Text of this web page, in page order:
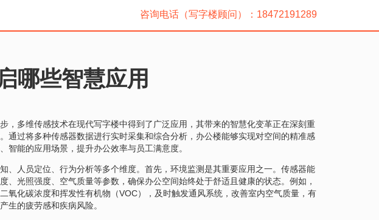
咨询电话（写字楼顾问）：18472191289
哪些智慧应用
，多维传感技术在现代写字楼中得到了广泛应用，其带来的智慧化变革正在深刻重
通过将多种传感器数据进行实时采集和综合分析，办公楼能够实现对空间的精准感
智能的应用场景，提升办公效率与员工满意度。
、人员定位、行为分析等多个维度。首先，环境监测是其重要应用之一。传感器能
、光照强度、空气质量等参数，确保办公空间始终处于舒适且健康的状态。例如，
氧化碳浓度和挥发性有机物（VOC），及时触发通风系统，改善室内空气质量，有
生的疲劳感和疾病风险。